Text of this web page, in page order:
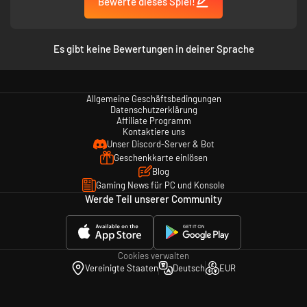
Es gibt keine Bewertungen in deiner Sprache
Allgemeine Geschäftsbedingungen
Datenschutzerklärung
Affiliate Programm
Kontaktiere uns
Unser Discord-Server & Bot
Geschenkkarte einlösen
Blog
Gaming News für PC und Konsole
Werde Teil unserer Community
Cookies verwalten
Vereinigte Staaten
Deutsch EUR